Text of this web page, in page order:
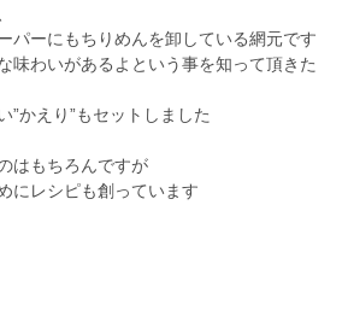
パーにもちりめんを卸している網元です
味わいがあるよという事を知って頂きた
”かえり”もセットしました
はもちろんですが